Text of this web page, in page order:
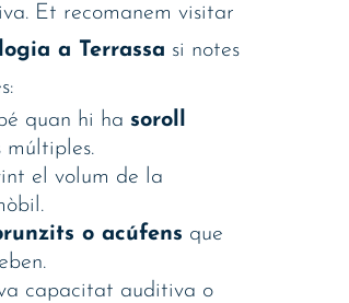
Et recomanem visitar
a Terrassa si notes
quan hi ha soroll
múltiples.
el volum de la
o acúfens que
capacitat auditiva o